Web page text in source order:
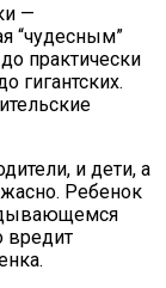
—
“чудесным”
практически
гигантских.
и дети, а
Ребенок
вредит